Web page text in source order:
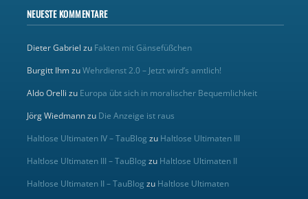
NEUESTE KOMMENTARE
Dieter Gabriel zu Fakten mit Gänsefüßchen
Burgitt IhmzuWehrdienst 2.0 – Jetzt wird’s amtlich!
Aldo Orelli zu Europa übt sich in moralischer Bequemlichkeit
Jörg Wiedmannzu Die Anzeige ist raus
Haltlose Ultimaten IV – TauBlog zu Haltlose Ultimaten III
Haltlose Ultimaten III – TauBlog zu Haltlose Ultimaten II
Haltlose Ultimaten II – TauBlog zu Haltlose Ultimaten